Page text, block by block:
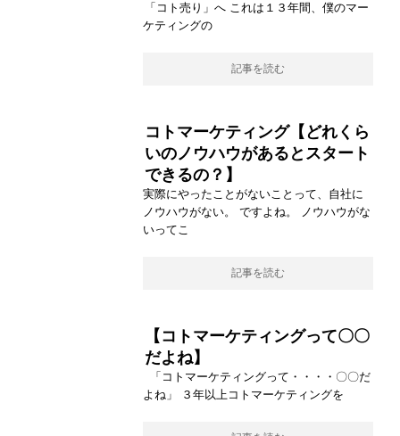
「コト売り」へ これは１３年間、僕のマー
ケティングの
記事を読む
コトマーケティング【どれくら
いのノウハウがあるとスタート
できるの？】
実際にやったことがないことって、自社に
ノウハウがない。 ですよね。 ノウハウがな
いってこ
記事を読む
【コトマーケティングって〇〇
だよね】
「コトマーケティングって・・・・〇〇だ
よね」 ３年以上コトマーケティングを